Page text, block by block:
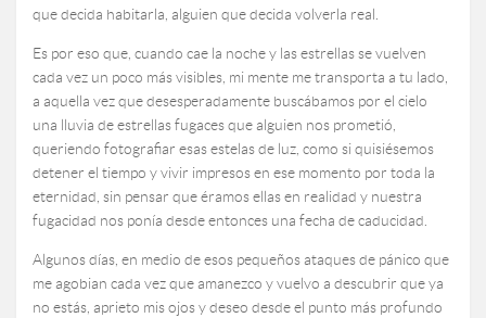
que decida habitarla, alguien que decida volverla real.
Es por eso que, cuando cae la noche y las estrellas se vuelven
cada vez un poco más visibles, mi mente me transporta a tu lado,
a aquella vez que desesperadamente buscábamos por el cielo
una lluvia de estrellas fugaces que alguien nos prometió,
queriendo fotografiar esas estelas de luz, como si quisiésemos
detener el tiempo y vivir impresos en ese momento por toda la
eternidad, sin pensar que éramos ellas en realidad y nuestra
fugacidad nos ponía desde entonces una fecha de caducidad.
Algunos días, en medio de esos pequeños ataques de pánico que
me agobian cada vez que amanezco y vuelvo a descubrir que ya
no estás, aprieto mis ojos y deseo desde el punto más profundo